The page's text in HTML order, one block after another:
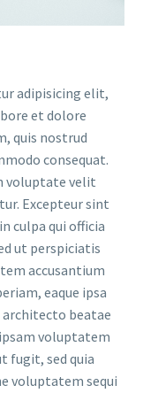
adipisicing elit,
et dolore
quis nostrud
consequat.
voluptate velit
Excepteur sint
culpa qui officia
ut perspiciatis
accusantium
eaque ipsa
beatae
voluptatem
fugit, sed quia
voluptatem sequi